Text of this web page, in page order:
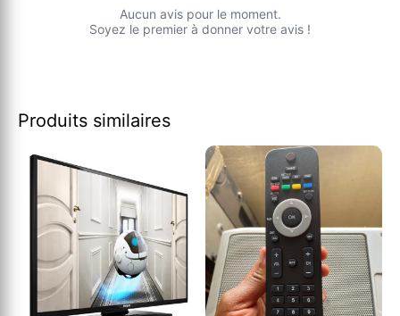
Aucun avis pour le moment.
Soyez le premier à donner votre avis !
Produits similaires